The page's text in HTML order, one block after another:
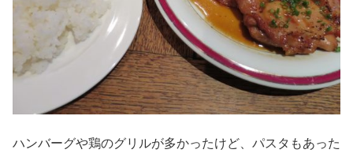
ハンバーグや鶏のグリルが多かったけど、パスタもあった